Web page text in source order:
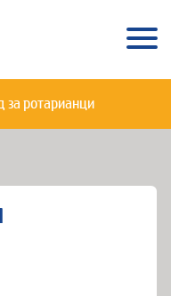
за ротарианци